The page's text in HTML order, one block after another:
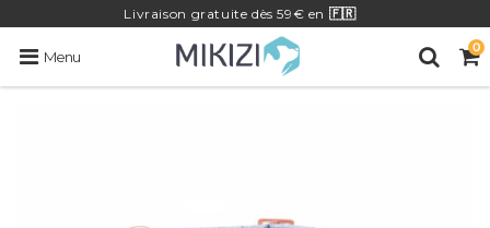
Livraison gratuite dès 59€ en 🇫🇷
Menu
0